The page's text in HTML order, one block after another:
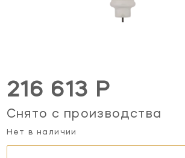
216 613 Р
Снято с производства
Нет в наличии